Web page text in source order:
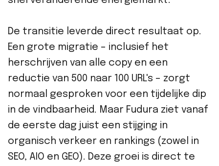
De transitie leverde direct resultaat op.
Een grote migratie – inclusief het
herschrijven van alle copy en een
reductie van 500 naar 100 URL's – zorgt
normaal gesproken voor een tijdelijke dip
in de vindbaarheid. Maar Fudura ziet vanaf
de eerste dag juist een stijging in
organisch verkeer en rankings (zowel in
SEO, AIO en GEO). Deze groei is direct te